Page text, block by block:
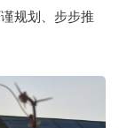
规划、步步推